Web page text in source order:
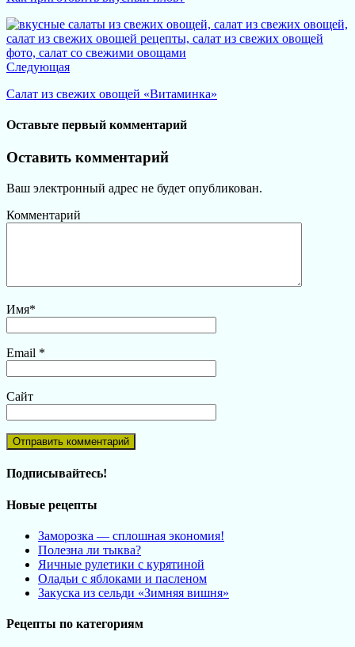
Следующая
Салат из свежих овощей «Витаминка»
Оставьте первый комментарий
Оставить комментарий
Ваш электронный адрес не будет опубликован.
Комментарий
Имя*
Email *
Сайт
Подписывайтесь!
Новые рецепты
Заморозка — сплошная экономия!
Полезна ли тыква?
Яичные рулетики с курятиной
Оладьи с яблоками и пасленом
Закуска из сельди «Зимняя вишня»
Рецепты по категориям